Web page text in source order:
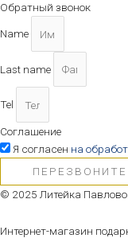
Обратный звонок
Name
Last name
Tel
Соглашение
Я согласен на
© 2025 Литейка
Интернет-магазин